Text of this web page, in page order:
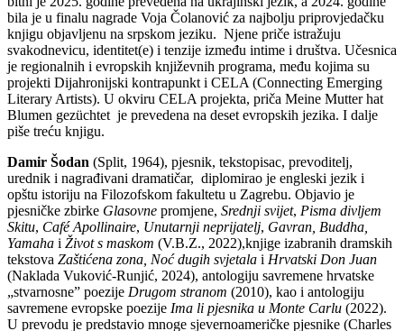
bila je u finalu nagrade Voja Čolanović za najbolju priprovjedačku
knjigu objavljenu na srpskom jeziku. Njene priče istražuju
svakodnevicu, identitet(e) i tenzije između intime i društva. Učesnica
je regionalnih i evropskih književnih programa, među kojima su
projekti Dijahronijski kontrapunkt i CELA (Connecting Emerging
Literary Artists). U okviru CELA projekta, priča Meine Mutter hat
Blumen gezüchtet je prevedena na deset evropskih jezika. I dalje
piše treću knjigu.
Damir Šodan (Split, 1964), pjesnik, tekstopisac, prevoditelj,
urednik i nagrađivani dramatičar, diplomirao je engleski jezik i
opštu istoriju na Filozofskom fakultetu u Zagrebu. Objavio je
pjesničke zbirke Glasovne promjene, Srednji svijet, Pisma divljem
Skitu, Café Apollinaire, Unutarnji neprijatelj, Gavran, Buddha,
Yamaha i Život s maskom (V.B.Z., 2022),knjige izabranih dramskih
tekstova Zaštićena zona, Noć dugih svjetala i Hrvatski Don Juan
(Naklada Vuković-Runjić, 2024), antologiju savremene hrvatske
„stvarnosne” poezije Drugom stranom (2010), kao i antologiju
savremene evropske poezije Ima li pjesnika u Monte Carlu (2022).
U prevodu je predstavio mnoge sjevernoameričke pjesnike (Charles